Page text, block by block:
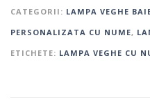
CATEGORII: LAMPA VEGHE
PERSONALIZATA CU NUME,
ETICHETE: LAMPA VEGHE CU